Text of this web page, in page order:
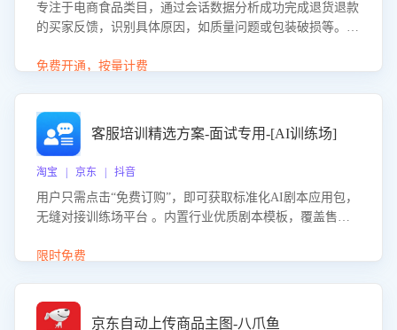
专注于电商食品类目，通过会话数据分析成功完成退货退款
的买家反馈，识别具体原因，如质量问题或包装破损等。结
商家降低退款率，提升售后效率。
免费开通，按量计费
客服培训精选方案-面试专用-[AI训练场]
淘宝 | 京东 | 抖音
用户只需点击“免费订购”，即可获取标准化AI剧本应用包，
无缝对接训练场平台 。内置行业优质剧本模板，覆盖售前
初始化时间，助力企业快速启动智能客服训练
限时免费
京东自动上传商品主图-八爪鱼